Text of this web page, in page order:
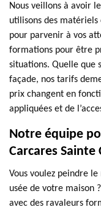
Nous veillons à avoir
utilisons des matériels
pour parvenir à vos
formations pour être
situations. Quelle que
façade, nos tarifs
prix changent en
appliquées et de
Notre équipe
Carcares Sainte
Vous voulez peindre
usée de votre maison
avec des ravaleurs